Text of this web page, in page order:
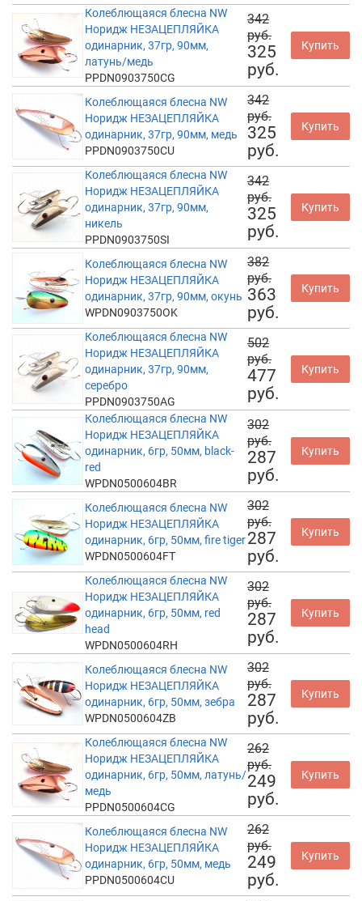
Колеблющаяся блесна NW
Норидж НЕЗАЦЕПЛЯЙКА
одинарник, 37гр, 90мм,
латунь/медь
PPDN0903750CG
342
руб.
325
руб.
Купить
Колеблющаяся блесна NW
Норидж НЕЗАЦЕПЛЯЙКА
одинарник, 37гр, 90мм, медь
PPDN0903750CU
342
руб.
325
руб.
Купить
Колеблющаяся блесна NW
Норидж НЕЗАЦЕПЛЯЙКА
одинарник, 37гр, 90мм,
никель
PPDN0903750SI
342
руб.
325
руб.
Купить
Колеблющаяся блесна NW
Норидж НЕЗАЦЕПЛЯЙКА
одинарник, 37гр, 90мм, окунь
WPDN0903750OK
382
руб.
363
руб.
Купить
Колеблющаяся блесна NW
Норидж НЕЗАЦЕПЛЯЙКА
одинарник, 37гр, 90мм,
серебро
PPDN0903750AG
502
руб.
477
руб.
Купить
Колеблющаяся блесна NW
Норидж НЕЗАЦЕПЛЯЙКА
одинарник, 6гр, 50мм, black-
red
WPDN0500604BR
302
руб.
287
руб.
Купить
Колеблющаяся блесна NW
Норидж НЕЗАЦЕПЛЯЙКА
одинарник, 6гр, 50мм, fire tiger
WPDN0500604FT
302
руб.
287
руб.
Купить
Колеблющаяся блесна NW
Норидж НЕЗАЦЕПЛЯЙКА
одинарник, 6гр, 50мм, red
head
WPDN0500604RH
302
руб.
287
руб.
Купить
Колеблющаяся блесна NW
Норидж НЕЗАЦЕПЛЯЙКА
одинарник, 6гр, 50мм, зебра
WPDN0500604ZB
302
руб.
287
руб.
Купить
Колеблющаяся блесна NW
Норидж НЕЗАЦЕПЛЯЙКА
одинарник, 6гр, 50мм, латунь/
медь
PPDN0500604CG
262
руб.
249
руб.
Купить
Колеблющаяся блесна NW
Норидж НЕЗАЦЕПЛЯЙКА
одинарник, 6гр, 50мм, медь
PPDN0500604CU
262
руб.
249
руб.
Купить